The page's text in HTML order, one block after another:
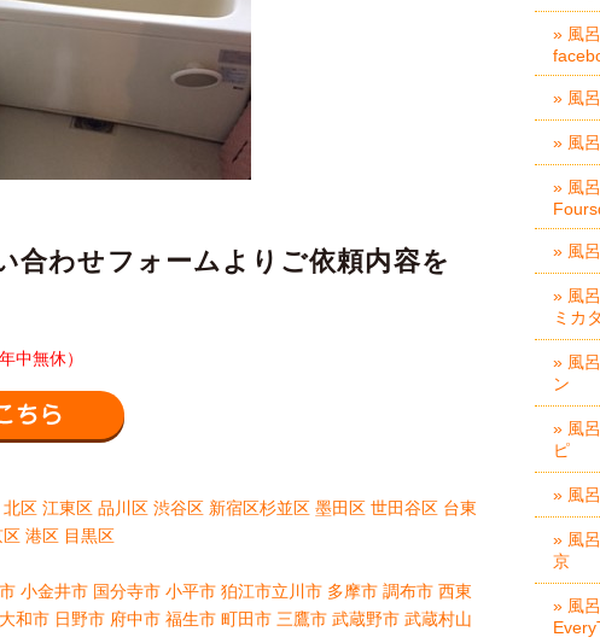
合わせフォームよりご依頼内容を
中無休）
北区 江東区 品川区 渋谷区 新宿区杉並区 墨田区 世田谷区 台東
区 港区 目黒区
小金井市 国分寺市 小平市 狛江市立川市 多摩市 調布市 西東
和市 日野市 府中市 福生市 町田市 三鷹市 武蔵野市 武蔵村山
» 風
» 風
» 風
» 風
» 風
» 風
ミカタ
» 風
ン
» 風
ピ
» 風
» 風
京
» 風